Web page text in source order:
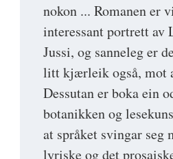
nokon ... Romanen er
interessant portrett av
Jussi, og sanneleg er
litt kjærleik også, mot
Dessutan er boka ein
botanikken og
at språket svingar seg
lyriske og det